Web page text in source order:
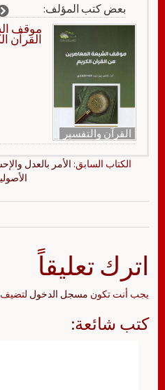
بعض كتب المؤلف:
القرآن والتفسير
موقف
القرآن
الكتاب السابق: الأمر بالعدل
اترك تعليقاً
يجب أنت تكون مسجل الدخول لتضيف
كتب شائعة: